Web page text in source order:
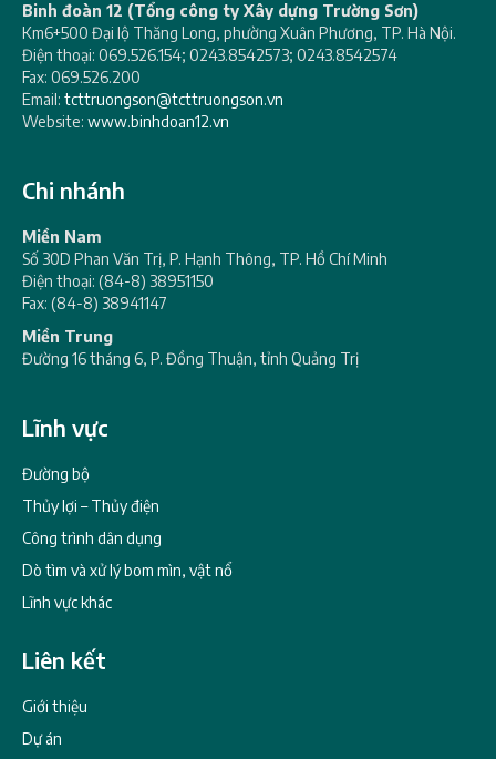
Binh đoàn 12 (Tổng công ty Xây dựng Trường Sơn)
Km6+500 Đại lộ Thăng Long, phường Xuân Phương, TP. Hà Nội.
Điện thoại: 069.526.154; 0243.8542573; 0243.8542574
Fax: 069.526.200
Email: tcttruongson@tcttruongson.vn
Website: www.binhdoan12.vn
Chi nhánh
Miền Nam
Số 30D Phan Văn Trị, P. Hạnh Thông, TP. Hồ Chí Minh
Điện thoại: (84-8) 38951150
Fax: (84-8) 38941147
Miền Trung
Đường 16 tháng 6, P. Đồng Thuận, tỉnh Quảng Trị
Lĩnh vực
Đường bộ
Thủy lợi – Thủy điện
Công trình dân dụng
Dò tìm và xử lý bom mìn, vật nổ
Lĩnh vực khác
Liên kết
Giới thiệu
Dự án